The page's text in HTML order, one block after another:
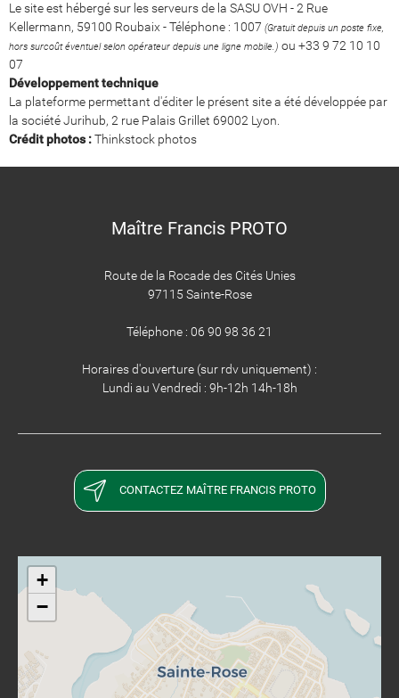
Le site est hébergé sur les serveurs de la SASU OVH - 2 Rue
Kellermann, 59100 Roubaix - Téléphone : 1007 (Gratuit depuis un poste fixe,
hors surcoût éventuel selon opérateur depuis une ligne mobile.) ou +33 9 72 10 10
07
Développement technique
La plateforme permettant d'éditer le présent site a été développée par
la société Jurihub, 2 rue Palais Grillet 69002 Lyon.
Crédit photos :Thinkstock photos
Maître Francis PROTO
Route de la Rocade des Cités Unies
97115 Sainte-Rose
Téléphone : 06 90 98 36 21
Horaires d'ouverture (sur rdv uniquement) :
Lundi au Vendredi : 9h-12h 14h-18h
CONTACTEZ MAÎTRE FRANCIS PROTO
+
−